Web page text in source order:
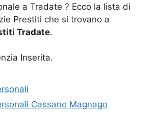
a Tradate ? Ecco la lista di
Prestiti che si trovano a
Tradate.
Inserita.
Cassano Magnago